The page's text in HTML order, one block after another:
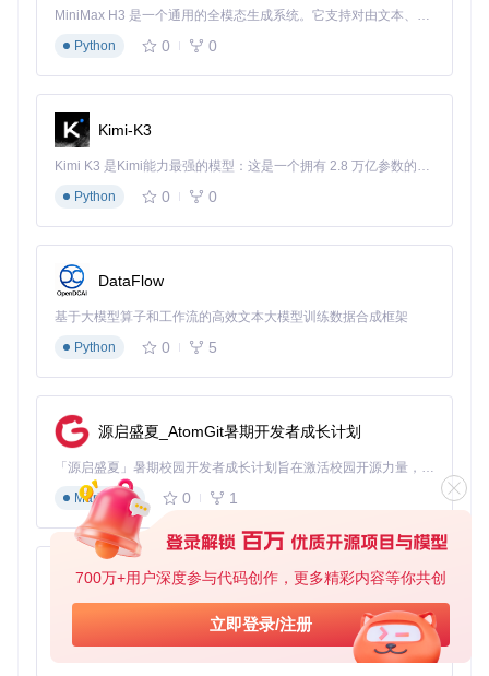
700万+用户深度参与代码创作，更多精彩内容等你共创
立即登录/注册
# 在catalina.sh中添加
JAVA_OPTS="-Xms2g -Xmx4g -XX:+UseG1GC -
执行平台部署流程
获取项目代码
使用Git工具克隆项目仓库并初始化子模块：
git clone
neatlogic-itom-all
git submodule foreach
构建前端资源
NeatLogic前端基于Vue框架开发，需要Node.js环境进行构
# 安装Node.js v18.x (具体安装方法根据操作系统选择)
npm install cnpm@8.2.0 -g # 使用cnpm加速国内依赖下载
构建前端项目
cd neatlogic-web # 进入前端代码目录
cnpm install # 安装依赖包
cnpm run build # 执行构建，生成dist目录
编译后端服务
MiniMax H3 是一个通用的全模态生成系统。它支持对由文本、图像、视频和音频组成的多模态上下文进行统一理解，并能生成分辨率高达 2K、时长可达 15 秒的带原生立体声音频的视频。得益于面向任务泛化的系统设计，H3 在预训练阶段就已具备广泛的多模态上下文理解与生成能力，能够出色地执行复杂的多模态指令。
Python
0 0
Kimi-K3
Kimi K3 是Kimi能力最强的模型：这是一个拥有 2.8 万亿参数的混合专家（MoE）模型，具备原生视觉理解能力，并支持 100 万 token 的上下文窗口。
Python
0 0
DataFlow
基于大模型算子和工作流的高效文本大模型训练数据合成框架
Python
0 5
源启盛夏_AtomGit暑期开发者成长计划
「源启盛夏」暑期校园开发者成长计划旨在激活校园开源力量，通过积分激励、认证扶持、资源倾斜等形式，引导高校组织和开发者完成「入驻 — 建项目 — 做贡献 — 获认证 — 得资源」的完整闭环。无论你是想带领社团入驻平台的组织者，还是希望用代码贡献证明自己的开发者，都能在这里找到属于你的成长路径。
Markdown
0 1
py-xiaozhi
基于Python的Xiaozhi AI，适用于想要完整Xiaozhi体验而无需拥有专用硬件的用户。
Python
0 1